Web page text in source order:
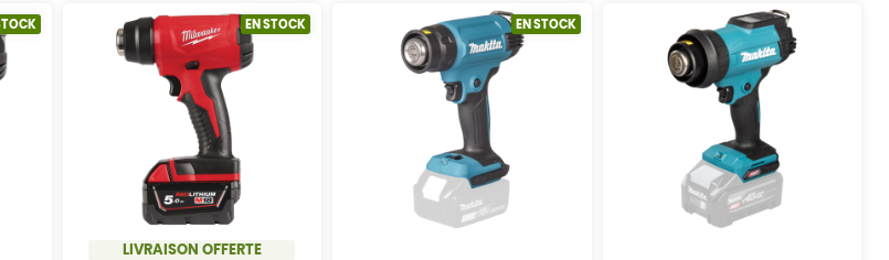
EN STOCK
LIVRAISON OFFERTE
EN STOCK